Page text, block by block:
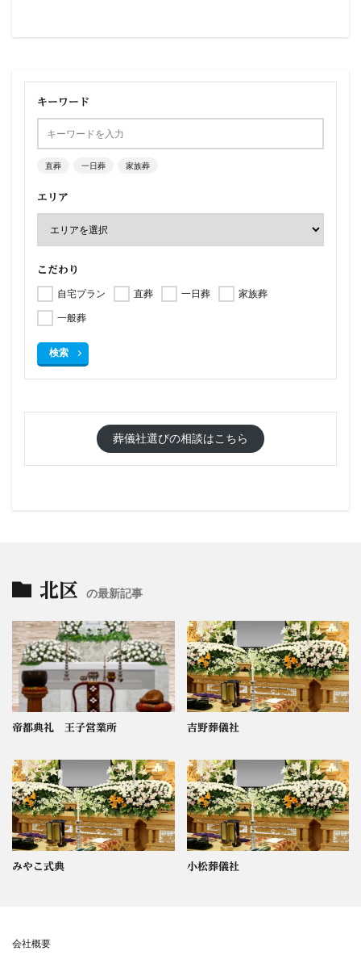
キーワード
直葬 一日葬 家族葬
エリア
こだわり
自宅プラン 直葬 一日葬
家族葬
一般葬
検索
葬儀社選びの相談はこちら
北区 の最新記事
帝都典礼 王子営業所 吉野葬儀社
みやこ式典 小松葬儀社
会社概要